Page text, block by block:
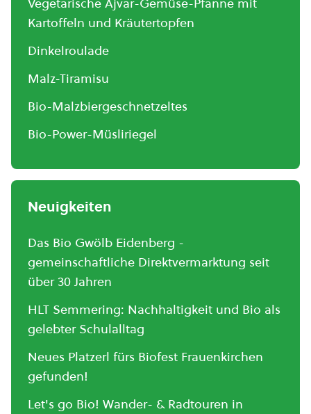
Kartoffeln und Kräutertopfen
Dinkelroulade
Malz-Tiramisu
Bio-Malzbiergeschnetzeltes
Bio-Power-Müsliriegel
Neuigkeiten
Das Bio Gwölb Eidenberg -
gemeinschaftliche Direktvermarktung seit
über 30 Jahren
HLT Semmering: Nachhaltigkeit und Bio als
gelebter Schulalltag
Neues Platzerl fürs Biofest Frauenkirchen
gefunden!
Let's go Bio! Wander- & Radtouren in